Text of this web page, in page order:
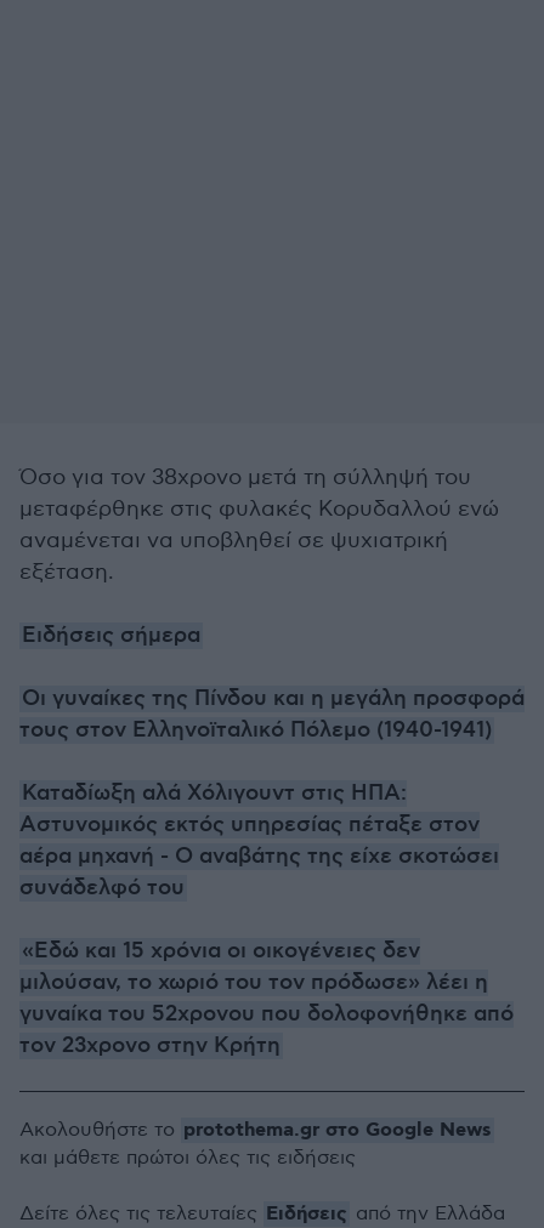
Όσο για τον 38χρονο μετά τη σύλληψή του
μεταφέρθηκε στις φυλακές Κορυδαλλού ενώ
αναμένεται να υποβληθεί σε ψυχιατρική
εξέταση.
Ειδήσεις σήμερα
Οι γυναίκες της Πίνδου και η μεγάλη προσφορά
τους στον Ελληνοϊταλικό Πόλεμο (1940-1941)
Καταδίωξη αλά Χόλιγουντ στις ΗΠΑ:
Αστυνομικός εκτός υπηρεσίας πέταξε στον
αέρα μηχανή - Ο αναβάτης της είχε σκοτώσει
συνάδελφό του
«Εδώ και 15 χρόνια οι οικογένειες δεν
μιλούσαν, το χωριό του τον πρόδωσε» λέει η
γυναίκα του 52χρονου που δολοφονήθηκε από
τον 23χρονο στην Κρήτη
Ακολουθήστε το protothema.gr στο Google News
και μάθετε πρώτοι όλες τις ειδήσεις
Δείτε όλες τις τελευταίες Ειδήσεις από την Ελλάδα